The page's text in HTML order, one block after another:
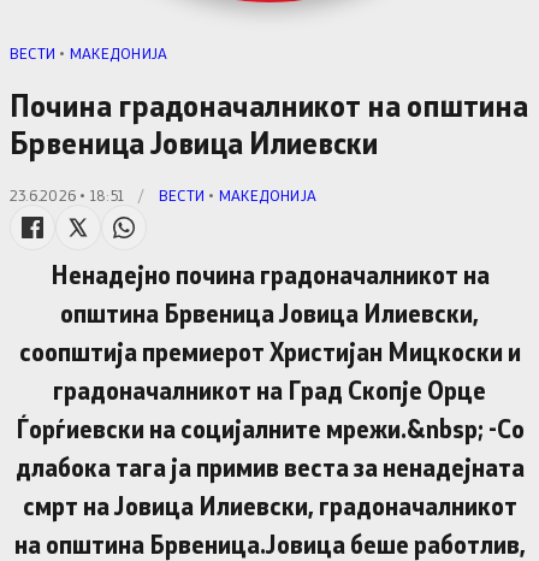
ВЕСТИ • МАКЕДОНИЈА
Почина градоначалникот на општина
Брвеница Јовица Илиевски
23.6.2026 • 18:51 / ВЕСТИ • МАКЕДОНИЈА
Ненадејно почина градоначалникот на
општина Брвеница Јовица Илиевски,
соопштија премиерот Христијан Мицкоски и
градоначалникот на Град Скопје Орце
Ѓорѓиевски на социјалните мрежи.&nbsp; -Со
длабока тага ја примив веста за ненадејната
смрт на Јовица Илиевски, градоначалникот
на општина Брвеница.Јовица беше работлив,